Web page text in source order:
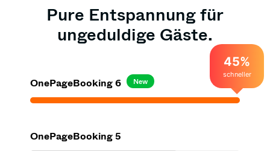
Pure Entspannung für
ungeduldige Gäste.
OnePageBooking 6
45%
schneller
New
OnePageBooking 5